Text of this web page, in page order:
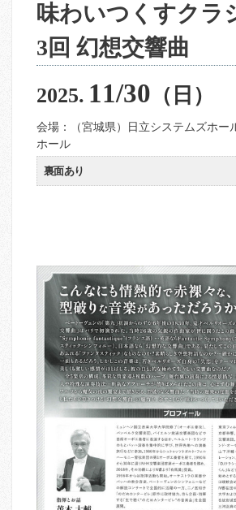
味わいつくすクラ
3回 幻想交響曲
2025. 11/30 （日）
会場：（宮城県）日立システムズホー
ホール
裏面あり